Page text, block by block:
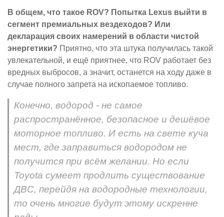
В общем, что такое ROV? Попытка Lexus выйти в
сегмент премиальных вездеходов? Или
декларация своих намерений в области чистой
энергетики? Приятно, что эта штука получилась такой
увлекательной, и ещё приятнее, что ROV работает без
вредных выбросов, а значит, останется на ходу даже в
случае полного запрета на ископаемое топливо.
Конечно, водород - не самое
распространённое, безопасное и дешёвое
моторное топливо. И есть на свете куча
мест, где заправиться водородом не
получится при всём желании. Но если
Toyota сумеет продлить существование
ДВС, перейдя на водородные технологии,
то очень многие будут этому искренне